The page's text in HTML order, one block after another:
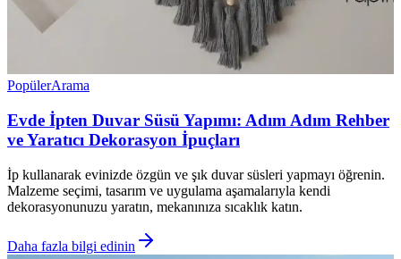
PopülerArama
Evde İpten Duvar Süsü Yapımı: Adım Adım Rehber
ve Yaratıcı Dekorasyon İpuçları
İp kullanarak evinizde özgün ve şık duvar süsleri yapmayı öğrenin.
Malzeme seçimi, tasarım ve uygulama aşamalarıyla kendi
dekorasyonunuzu yaratın, mekanınıza sıcaklık katın.
Daha fazla bilgi edinin